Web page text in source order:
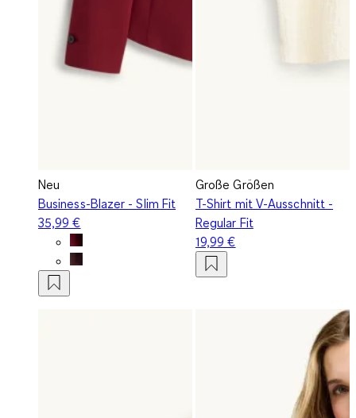
Neu
Business-Blazer - Slim Fit
35,99 €
Große Größen
T-Shirt mit V-Ausschnitt -
Regular Fit
19,99 €